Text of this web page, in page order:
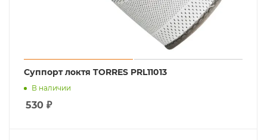
Суппорт локтя TORRES PRL11013
В наличии
530 ₽